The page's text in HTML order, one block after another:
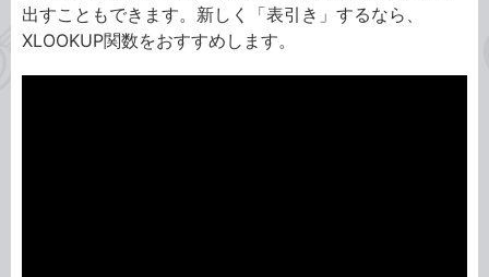
出すこともできます。新しく「表引き」するなら、
XLOOKUP関数をおすすめします。